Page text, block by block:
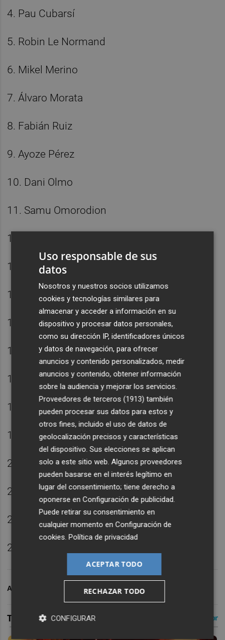
4. Pau Cubarsí
5. Robin Le Normand
6. Mikel Merino
7. Álvaro Morata
8. Fabián Ruiz
9. Ayoze Pérez
10. Dani Olmo
11. Samu Omorodion
12. Óscar Mingueza
13. Alex Remiro
14. Dean Huijsen
15. Aleix García
16. Alex Baena
17. Nico Williams
18. Martín Zubimendi
19. Lamine Yamal
20. Pedri
21. Mikel Oyarzabal
22. Marc Cucurella
23. Unai Simón
ARCHIVADO EN FÚTBOL
Uso responsable de sus
datos
Nosotros y nuestros socios utilizamos
cookies y tecnologías similares para
almacenar y acceder a información en su
dispositivo y procesar datos personales,
como su dirección IP, identificadores únicos
y datos de navegación, para ofrecer
anuncios y contenido personalizados, medir
anuncios y contenido, obtener información
sobre la audiencia y mejorar los servicios.
Proveedores de terceros (1913) también
pueden procesar sus datos para estos y
otros fines, incluido el uso de datos de
geolocalización precisos y características
del dispositivo. Sus elecciones se aplican
solo a este sitio web. Algunos proveedores
pueden basarse en el interés legítimo en
lugar del consentimiento; tiene derecho a
oponerse enConfiguración de publicidad
Puede retirar su consentimiento en
cualquier momento enConfiguración de
cookies .Política de privacidad
ACEPTAR TODO
RECHAZAR TODO
CONFIGURAR